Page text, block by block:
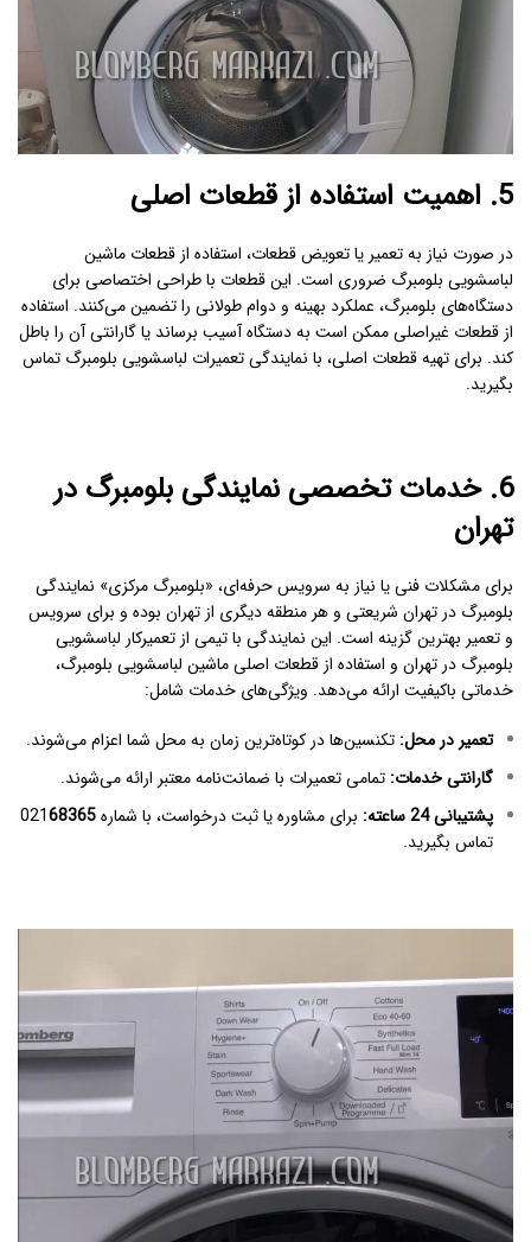
5. اهمیت استفاده از قطعات اصلی
در صورت نیاز به تعمیر یا تعویض قطعات، استفاده از قطعات ماشین
لباسشویی بلومبرگ ضروری است. این قطعات با طراحی اختصاصی برای
دستگاه‌های بلومبرگ، عملکرد بهینه و دوام طولانی را تضمین می‌کنند. استفاده
از قطعات غیراصلی ممکن است به دستگاه آسیب برساند یا گارانتی آن را باطل
کند. برای تهیه قطعات اصلی، با نمایندگی تعمیرات لباسشویی بلومبرگ تماس
بگیرید.
6. خدمات تخصصی
نمایندگی بلومبرگ در
تهران
برای مشکلات فنی یا نیاز به سرویس حرفه‌ای، «بلومبرگ مرکزی» نمایندگی
بلومبرگ در تهران شریعتی و هر منطقه دیگری از تهران بوده و برای سرویس
و تعمیر بهترین گزینه است. این نمایندگی با تیمی از تعمیرکار لباسشویی
بلومبرگ در تهران و استفاده از قطعات اصلی ماشین لباسشویی بلومبرگ،
خدماتی باکیفیت ارائه می‌دهد. ویژگی‌های خدمات شامل:
تعمیر در محل: تکنسین‌ها در کوتاه‌ترین زمان به محل شما اعزام می‌شوند.
گارانتی خدمات: تمامی تعمیرات با ضمانت‌نامه معتبر ارائه می‌شوند.
پشتیبانی 24 ساعته
: برای مشاوره یا ثبت درخواست، با شماره 02168365
تماس بگیرید.